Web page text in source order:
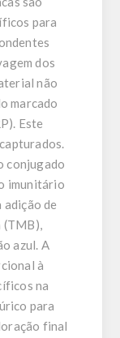
para
dos
não
marcado
Este
conjugado
imunitário
de
(TMB),
azul. A
à
na
para
final